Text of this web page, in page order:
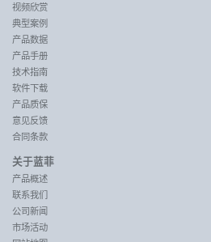
视频欣赏
典型案例
产品数据
产品手册
技术指南
软件下载
产品质保
意见反馈
合同条款
关于蓝菲
产品概述
联系我们
公司新闻
市场活动